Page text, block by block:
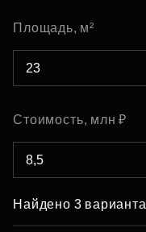
Площадь, м²
Стоимость, млн ₽
Найдено 3 варианта